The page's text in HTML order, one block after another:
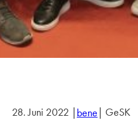
28. Juni 2022 |bene| GeSK